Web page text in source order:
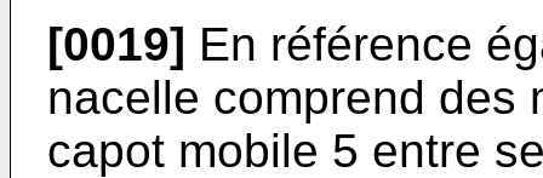
[0019] En référence
nacelle comprend des
capot mobile 5 entre